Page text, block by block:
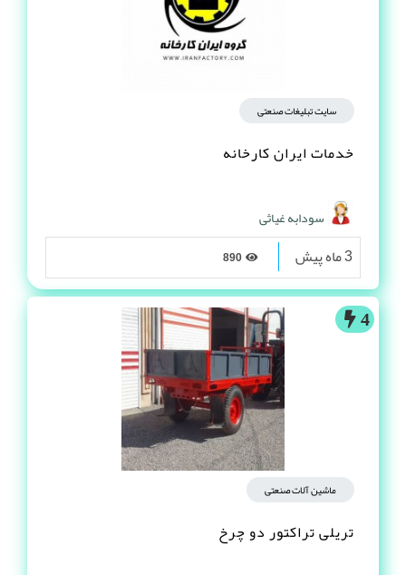
سایت تبلیغات صنعتی
خدمات ایران کارخانه
سودابه غیاثی
3 ماه پیش
4
ماشین آلات صنعتی
تریلی تراکتور دو چرخ